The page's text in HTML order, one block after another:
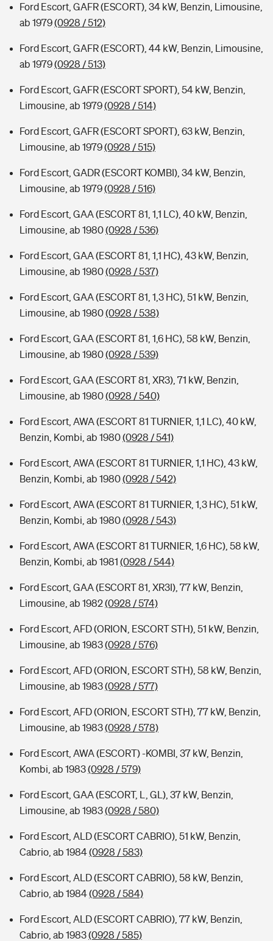
Ford Escort, GAFR (ESCORT), 34 kW, Benzin, Limousine,
ab 1979(0928 / 512)
Ford Escort, GAFR (ESCORT), 44 kW, Benzin, Limousine,
ab 1979(0928 / 513)
Ford Escort, GAFR (ESCORT SPORT), 54 kW, Benzin,
Limousine, ab 1979(0928 / 514)
Ford Escort, GAFR (ESCORT SPORT), 63 kW, Benzin,
Limousine, ab 1979(0928 / 515)
Ford Escort, GADR (ESCORT KOMBI), 34 kW, Benzin,
Limousine, ab 1979(0928 / 516)
Ford Escort, GAA (ESCORT 81, 1,1 LC), 40 kW, Benzin,
Limousine, ab 1980(0928 / 536)
Ford Escort, GAA (ESCORT 81, 1,1 HC), 43 kW, Benzin,
Limousine, ab 1980(0928 / 537)
Ford Escort, GAA (ESCORT 81, 1,3 HC), 51 kW, Benzin,
Limousine, ab 1980(0928 / 538)
Ford Escort, GAA (ESCORT 81, 1,6 HC), 58 kW, Benzin,
Limousine, ab 1980(0928 / 539)
Ford Escort, GAA (ESCORT 81, XR3), 71 kW, Benzin,
Limousine, ab 1980(0928 / 540)
Ford Escort, AWA (ESCORT 81 TURNIER, 1,1 LC), 40 kW,
Benzin, Kombi, ab 1980(0928 / 541)
Ford Escort, AWA (ESCORT 81 TURNIER, 1,1 HC), 43 kW,
Benzin, Kombi, ab 1980(0928 / 542)
Ford Escort, AWA (ESCORT 81 TURNIER, 1,3 HC), 51 kW,
Benzin, Kombi, ab 1980(0928 / 543)
Ford Escort, AWA (ESCORT 81 TURNIER, 1,6 HC), 58 kW,
Benzin, Kombi, ab 1981 (0928 / 544)
Ford Escort, GAA (ESCORT 81, XR3I), 77 kW, Benzin,
Limousine, ab 1982(0928 / 574)
Ford Escort, AFD (ORION, ESCORT STH), 51 kW, Benzin,
Limousine, ab 1983(0928 / 576)
Ford Escort, AFD (ORION, ESCORT STH), 58 kW, Benzin,
Limousine, ab 1983(0928 / 577)
Ford Escort, AFD (ORION, ESCORT STH), 77 kW, Benzin,
Limousine, ab 1983(0928 / 578)
Ford Escort, AWA (ESCORT) -KOMBI, 37 kW, Benzin,
Kombi, ab 1983(0928 / 579)
Ford Escort, GAA (ESCORT, L, GL), 37 kW, Benzin,
Limousine, ab 1983(0928 / 580)
Ford Escort, ALD (ESCORT CABRIO), 51 kW, Benzin,
Cabrio, ab 1984(0928 / 583)
Ford Escort, ALD (ESCORT CABRIO), 58 kW, Benzin,
Cabrio, ab 1984(0928 / 584)
Ford Escort, ALD (ESCORT CABRIO), 77 kW, Benzin,
Cabrio, ab 1983(0928 / 585)